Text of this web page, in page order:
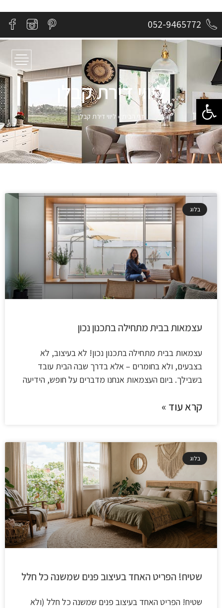
פתח סרגל נגישות
052-9465772
ליווי דירת קבלן
דף הבית »ליווי דירת קבלן
בלוג
עצמאות בבית מתחילה בתכנון נכון
עצמאות בבית מתחילה בתכנון נכון! לא בעיצוב, לא
בצבעים, ולא בחומרים – אלא בדרך שבה הבית עובד
בשבילך. ביום העצמאות אנחנו מדברים על חופש, הידיעה
קרא עוד »
בלוג
שטיח! הפריט האחד בעיצוב פנים שמשנה כל חלל
שטיח! הפריט האחד בעיצוב פנים שמשנה כל חלל (ולא